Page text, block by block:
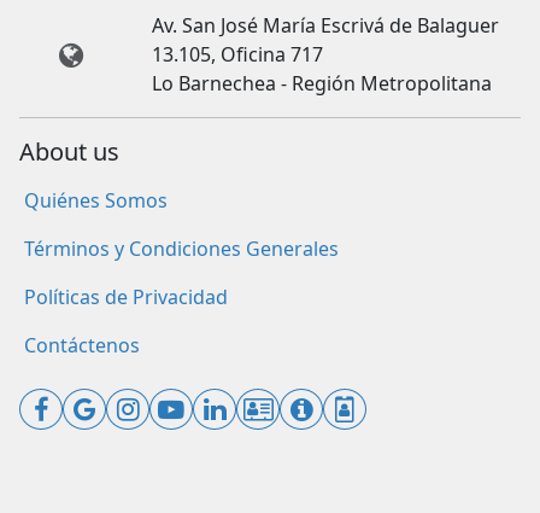
Av. San José María Escrivá de Balaguer
13.105, Oficina 717
Lo Barnechea - Región Metropolitana
About us
Quiénes Somos
Términos y Condiciones Generales
Políticas de Privacidad
Contáctenos